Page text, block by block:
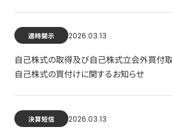
適時開示 2026.03.13
自己株式の取得及び自己株式立会外買付取
自己株式の買付けに関するお知らせ
決算短信 2026.03.13